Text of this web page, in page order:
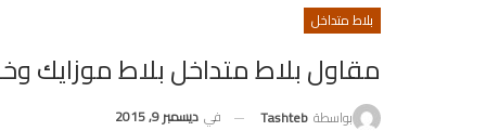
بلاط متداخل
مقاول بلاط متداخل بلاط موزايك
بواسطة Tashteb في ديسمبر 9, 2015